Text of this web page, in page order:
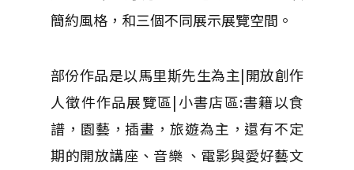
簡約風格，和三個不同展示展覽空間。
部份作品是以馬里斯先生為主|開放創作
人徵件作品展覽區|小書店區:書籍以食
譜，園藝，插畫，旅遊為主，還有不定
期的開放講座、音樂 、電影與愛好藝文